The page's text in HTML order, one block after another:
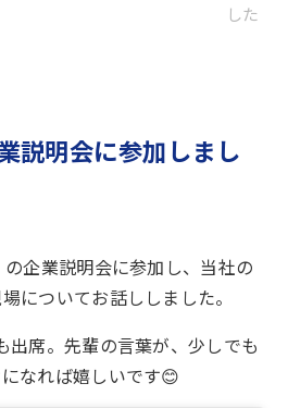
した
説明会に参加しまし
企業説明会に参加し、当社の
についてお話ししました。
出席。先輩の言葉が、少しでも
なれば嬉しいです😊